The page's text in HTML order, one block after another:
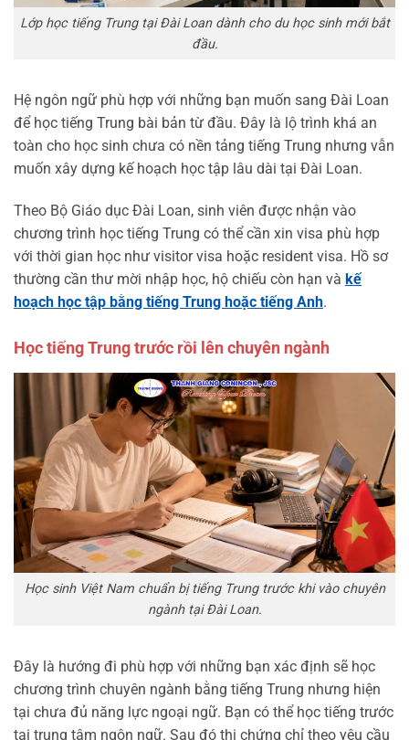
Lớp học tiếng Trung tại Đài Loan dành cho du học sinh mới bắt
đầu.
Hệ ngôn ngữ phù hợp với những bạn muốn sang Đài Loan
để học tiếng Trung bài bản từ đầu. Đây là lộ trình khá an
toàn cho học sinh chưa có nền tảng tiếng Trung nhưng vẫn
muốn xây dựng kế hoạch học tập lâu dài tại Đài Loan.
Theo Bộ Giáo dục Đài Loan, sinh viên được nhận vào
chương trình học tiếng Trung có thể cần xin visa phù hợp
với thời gian học như visitor visa hoặc resident visa. Hồ sơ
thường cần thư mời nhập học, hộ chiếu còn hạn và kế
hoạch học tập bằng tiếng Trung hoặc tiếng Anh.
Học tiếng Trung trước rồi lên chuyên ngành
Học sinh Việt Nam chuẩn bị tiếng Trung trước khi vào chuyên
ngành tại Đài Loan.
Đây là hướng đi phù hợp với những bạn xác định sẽ học
chương trình chuyên ngành bằng tiếng Trung nhưng hiện
tại chưa đủ năng lực ngoại ngữ. Bạn có thể học tiếng trước
tại trung tâm ngôn ngữ. Sau đó thi chứng chỉ theo yêu cầu